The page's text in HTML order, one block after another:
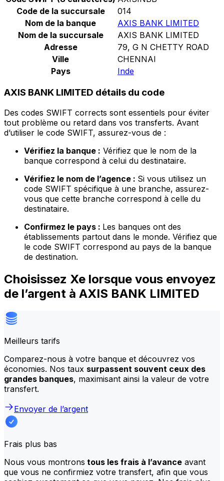
Code de la succursale
014
Nom de la banque
AXIS BANK LIMITED
Nom de la succursale
AXIS BANK LIMITED
Adresse
79, G N CHETTY ROAD
Ville
CHENNAI
Pays
Inde
AXIS BANK LIMITED détails du code
Des codes SWIFT corrects sont essentiels pour éviter
tout problème ou retard dans vos transferts. Avant
d’utiliser le code SWIFT, assurez-vous de :
Vérifiez la banque : Vérifiez que le nom de la
banque correspond à celui du destinataire.
Vérifiez le nom de l’agence : Si vous utilisez un
code SWIFT spécifique à une branche, assurez-
vous que cette branche correspond à celle du
destinataire.
Confirmez le pays : Les banques ont des
établissements partout dans le monde. Vérifiez que
le code SWIFT correspond au pays de la banque
de destination.
Choisissez Xe lorsque vous envoyez
de l’argent à AXIS BANK LIMITED
Meilleurs tarifs
Comparez-nous à votre banque et découvrez vos
économies. Nos taux surpassent souvent ceux des
grandes banques, maximisant ainsi la valeur de votre
transfert.
Envoyer de l’argent
Frais plus bas
Nous vous montrons tous les frais à l’avance avant
que vous ne confirmiez votre transfert, afin que vous